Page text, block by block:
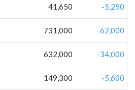
41,650 -5,250
731,000 -62,000
632,000 -34,000
149,300 -5,600